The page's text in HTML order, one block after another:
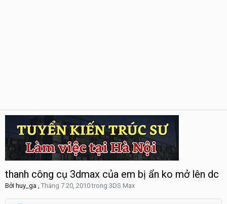
thanh công cụ 3dmax của em bị ẩn ko mở lên dc
Bởi huy_ga , Tháng 7 20, 2010trong 3DS Max